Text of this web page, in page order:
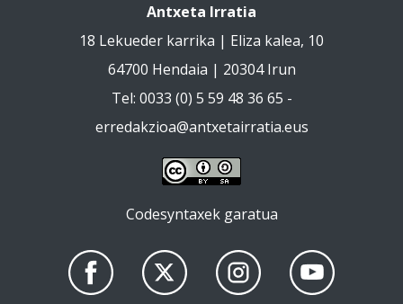
Antxeta Irratia
18 Lekueder karrika | Eliza kalea, 10
64700 Hendaia | 20304 Irun
Tel: 0033 (0) 5 59 48 36 65 -
erredakzioa@antxetairratia.eus
Codesyntaxek garatua